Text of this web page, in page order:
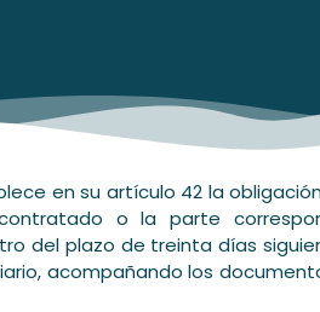
en su artículo 42 la
o la parte
del plazo de treinta días
acompañando los